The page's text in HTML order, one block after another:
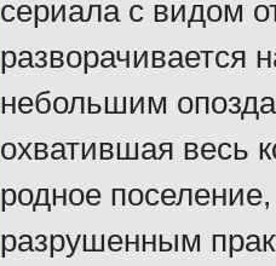
сериала с видом
разворачивается
небольшим
охватившая весь
родное
разрушенным